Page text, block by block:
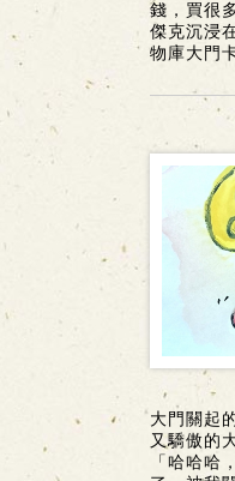
錢，買很
傑克沉浸
物庫大門
大門關起
又驕傲的
「哈哈哈